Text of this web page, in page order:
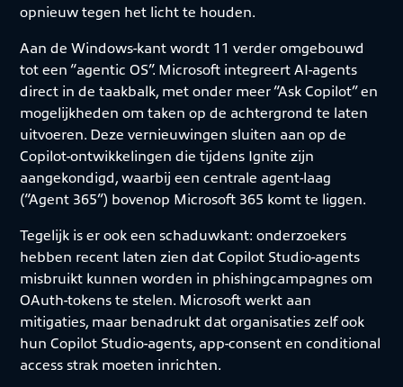
opnieuw tegen het licht te houden.
Aan de Windows-kant wordt 11 verder omgebouwd
tot een “agentic OS”. Microsoft integreert AI-agents
direct in de taakbalk, met onder meer “Ask Copilot” en
mogelijkheden om taken op de achtergrond te laten
uitvoeren. Deze vernieuwingen sluiten aan op de
Copilot-ontwikkelingen die tijdens Ignite zijn
aangekondigd, waarbij een centrale agent-laag
(“Agent 365”) bovenop Microsoft 365 komt te liggen.
Tegelijk is er ook een schaduwkant: onderzoekers
hebben recent laten zien dat Copilot Studio-agents
misbruikt kunnen worden in phishingcampagnes om
OAuth-tokens te stelen. Microsoft werkt aan
mitigaties, maar benadrukt dat organisaties zelf ook
hun Copilot Studio-agents, app-consent en conditional
access strak moeten inrichten.